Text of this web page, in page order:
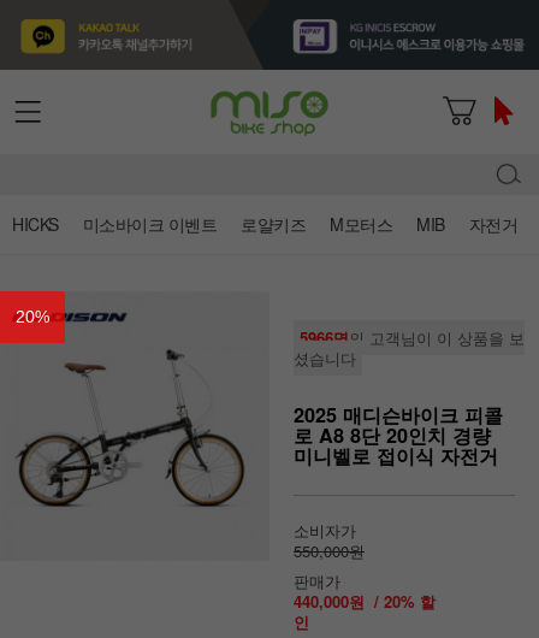
HICKS 미소바이크 이벤트 로얄키즈 M모터스 MIB 자전거
20%
5966명의 고객님이 이 상품을 보
셨습니다
2025 매디슨바이크 피콜
로 A8 8단 20인치 경량
미니벨로 접이식 자전거
소비자가
550,000원
판매가
440,000원 / 20% 할
인